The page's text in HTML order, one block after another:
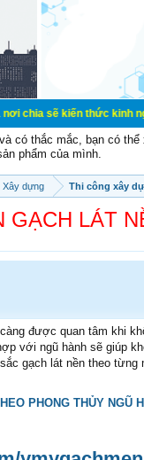
thức kinh nghiệm
có thắc mắc, bạn có
phẩm của mình.
Xây dựng Thi công xây
GẠCH LÁT
được quan tâm khi
với ngũ hành sẽ giúp
gạch lát nền theo
PHONG THỦY NGŨ